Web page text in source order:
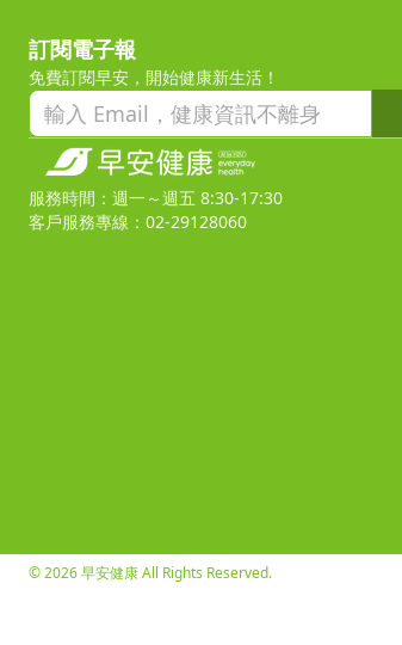
訂閱電子報
免費訂閱早安，開始健康新生活！
服務時間：週一～週五 8:30-17:30
客戶服務專線：02-29128060
© 2026 早安健康 All Rights Reserved.